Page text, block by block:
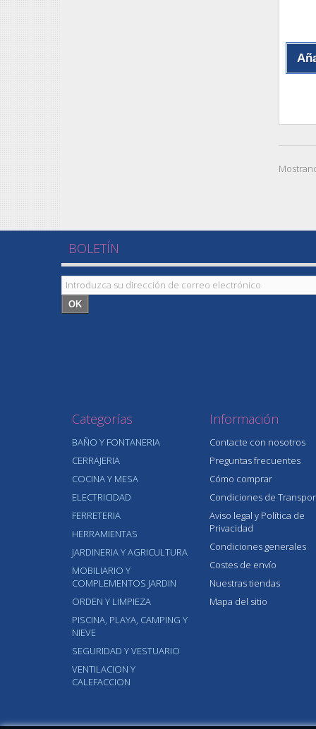
BOLETÍN
OK
Categorías
BAÑO Y FONTANERIA
CERRAJERIA
COCINA Y MESA
ELECTRICIDAD
FERRETERIA
HERRAMIENTAS
JARDINERIA Y AGRICULTURA
MOBILIARIO Y
COMPLEMENTOS JARDIN
ORDEN Y LIMPIEZA
PISCINA, PLAYA, CAMPING Y
NIEVE
SEGURIDAD Y VESTUARIO
VENTILACION Y
CALEFACCION
Información
Contacte con nosotros
Preguntas frecuentes
Cómo comprar
Condiciones de
Aviso legal y Política de
Privacidad
Condiciones generales
Costes de envío
Nuestras tiendas
Mapa del sitio